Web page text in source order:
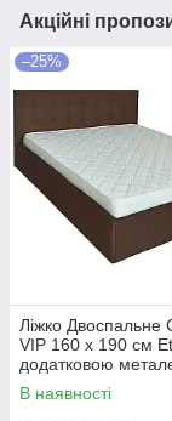
Акційні
–25%
Ліжко Двоспальне
VIP 160 х 190 см
додатковою
цільнозварною
Коричневий
В наявності